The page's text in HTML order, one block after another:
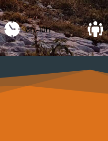
8h-10h